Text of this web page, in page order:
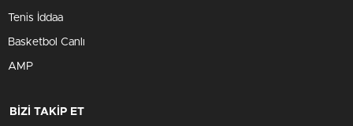
Tenis İddaa
Basketbol Canlı
AMP
BİZİ TAKİP ET